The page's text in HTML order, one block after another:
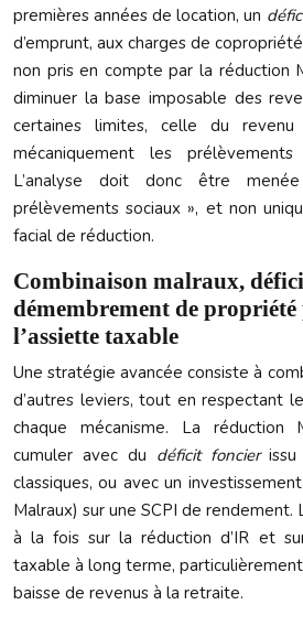
premières années de location, un
d’emprunt, aux charges de
non pris en compte par la réduction
diminuer la base imposable des
certaines limites, celle du
mécaniquement les
L’analyse doit donc être
prélèvements sociaux », et non
facial de réduction.
Combinaison malraux,
démembrement de
l’assiette taxable
Une stratégie avancée consiste à
d’autres leviers, tout en respectant
chaque mécanisme. La réduction
cumuler avec du déficit foncierissu
classiques, ou avec un
Malraux) sur une SCPI de
à la fois sur la réduction d’IR et
taxable à long terme,
baisse de revenus à la retraite.